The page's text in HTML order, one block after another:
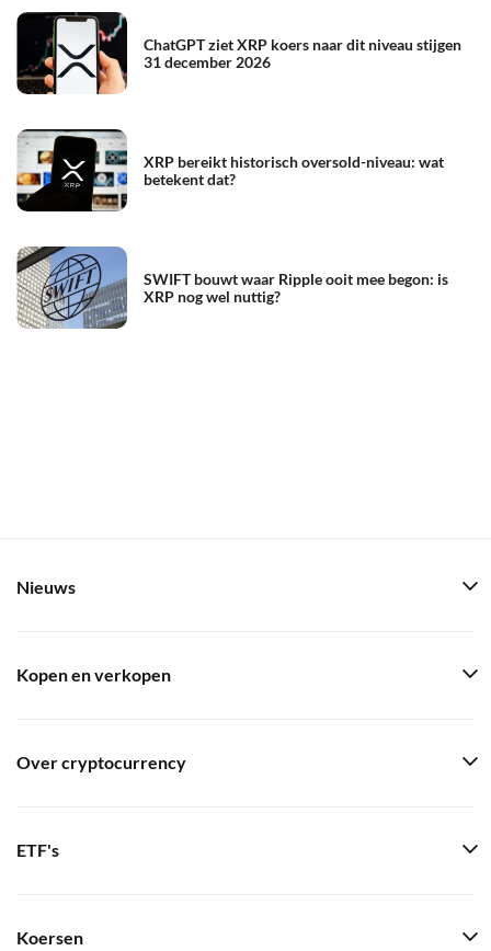
ChatGPT ziet XRP koers naar dit niveau stijgen
31 december 2026
XRP bereikt historisch oversold-niveau: wat
betekent dat?
SWIFT bouwt waar Ripple ooit mee begon: is
XRP nog wel nuttig?
Nieuws
Kopen en verkopen
Over cryptocurrency
ETF's
Koersen